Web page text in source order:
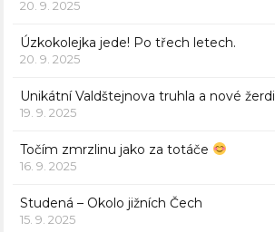
20. 9. 2025
Úzkokolejka jede! Po třech letech.
20. 9. 2025
Unikátní Valdštejnova truhla a nové žerdi
19. 9. 2025
Točím zmrzlinu jako za totáče
16. 9. 2025
Studená – Okolo jižních Čech
15. 9. 2025